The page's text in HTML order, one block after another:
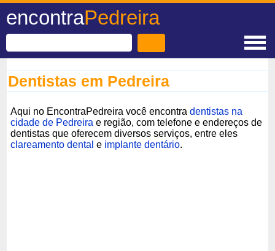
encontraPedreira
Dentistas em Pedreira
Aqui no EncontraPedreira você encontradentistas na
cidade de Pedreira e região, com telefone e endereços de
dentistas que oferecem diversos serviços, entre eles
clareamento dental e implante dentário.